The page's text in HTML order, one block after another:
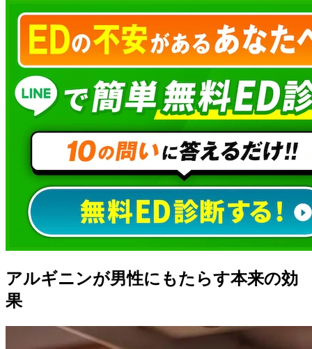
アルギニンが男性にもたらす本来の効
果